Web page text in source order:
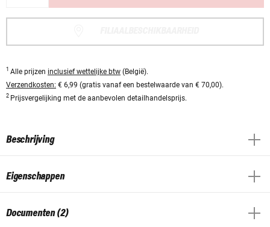
1 Alle prijzen inclusief wettelijke btw (België).
Verzendkosten: € 6,99 (gratis vanaf een bestelwaarde van € 70,00).
2 Prijsvergelijking met de aanbevolen detailhandelsprijs.
Beschrijving
Eigenschappen
Documenten (2)